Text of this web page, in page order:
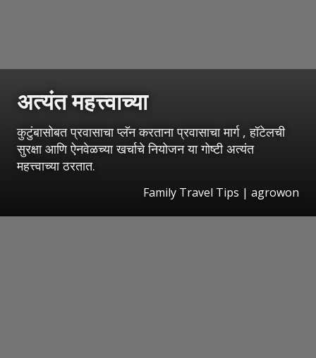
अत्यंत महत्त्वाच्या
कुटुंबासोबत प्रवासाचा प्लॅन करताना प्रवासाचा मार्ग , हॉटेलची
सुरक्षा आणि ऐनवेळच्या खर्चाचे नियोजन या गोष्टी अत्यंत
महत्त्वाच्या ठरतात.
Family Travel Tips | agrowon